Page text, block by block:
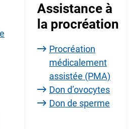
Assistance à
la procréation
Procréation
médicalement
assistée (PMA)
Don d’ovocytes
Don de sperme